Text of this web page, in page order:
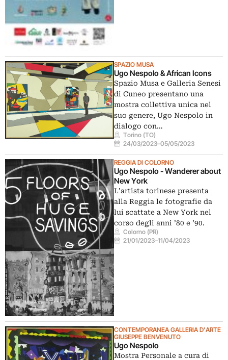
SPAZIO MUSA
Ugo Nespolo & African Icons
Spazio Musa e Galleria Senesi
di Cuneo presentano una
mostra collettiva unica nel
suo genere, Ugo Nespolo in
dialogo con…
Torino (TO)
24/03/2023–05/05/2023
REGGIA DI COLORNO
Ugo Nespolo - Wanderer about
New York
L’artista torinese presenta
alla Reggia le fotografie da
lui scattate a New York nel
corso degli anni ’80 e ’90.
Colorno (PR)
21/01/2023–11/04/2023
CONTEMPORANEA GALLERIA D'ARTE
GIUSEPPE BENVENUTO
Ugo Nespolo
Mostra Personale a cura di